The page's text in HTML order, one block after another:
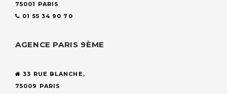
75001 PARIS
01 55 34 90 70
AGENCE PARIS 9ÈME
33 RUE BLANCHE,
75009 PARIS